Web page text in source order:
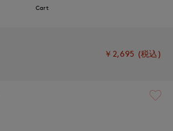
Cart
￥2,695 (税込)